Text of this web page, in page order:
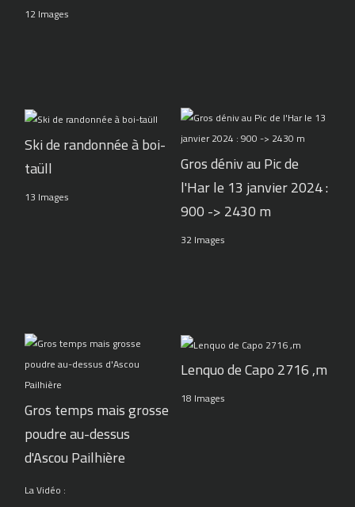
12 Images
Ski de randonnée à boi-
taüll
13 Images
Gros déniv au Pic de
l'Har le 13 janvier 2024 :
900 -> 2430 m
32 Images
Gros temps mais grosse
poudre au-dessus
d'Ascou Pailhière
La Vidéo :
Lenquo de Capo 2716 ,m
18 Images